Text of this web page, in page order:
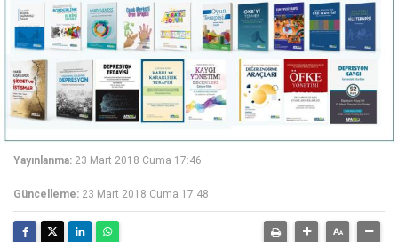
Yayınlanma: 23 Mart 2018 Cuma 17:46
Güncelleme: 23 Mart 2018 Cuma 17:48